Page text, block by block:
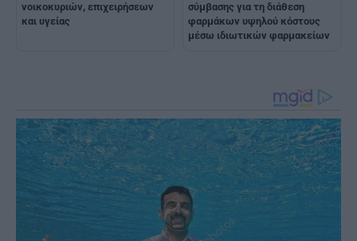
νοικοκυριών, επιχειρήσεων
και υγείας
σύμβασης για τη διάθεση
φαρμάκων υψηλού κόστους
μέσω ιδιωτικών φαρμακείων